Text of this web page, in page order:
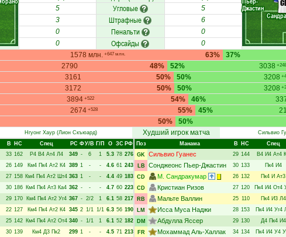
Джастин
5
Угловые
5
3
Штрафные
6
0
Пенальти
0
0
Офсайды
0
1578 млн. +647 млн. 63%
37%
2790
48% 3038 +248
52%
3161
50% 3208
50%
3172
50% 3208
50%
3894 +522 54%
46%
2674 +528 55%
45%
50%
50%
Нгуонг Хаур (Лион Скъюард) Худший игрок матча Сильвио
В
НC Спец РC ФУ/В Г/П О ЗС РФ
33 162 Р4 В4 Ат4 Л4 349 - 6 1 5.3 78 276
26 149 Км4 Пк4 Ат2 К4 389 1 - - 4.6 61 243
27 158 Км4 Пк4 Ат2 Шт4 363 1 - - 4.4 49 183
30 186 Км4 Пк4 Ат3 Ка4 362 - - - 4.7 60 223
29 170 Км4 Пк4 Ат2 Уг4 367 - 2/2 1 6.1 58 217
22 127 Км4 Пк4 Ат2 К4 345 2 1/1 1/1 6.3 56 190
25 142 Км4 Пк4 Ат2 От4 340 - 1/1 1 6.1 52 182
30 139 Км4 Д3 Пк2 299 1 - - 4.5 71 213
Поз Манама В НC Спец
GK Сильвио Гуанес 29 144 В4 И4 Ат4
LB
Сонджеонс Пьер-Джастин 30 133 Пк4 И4
CD
М. Сандракумар 26 132 Пк4 И Ат3
CD
Кристиан Ризов 27 120 Пк4 И4 От4
RB
Мальте Валлин 25 110 Пк4 И3 Л4
LM
Исса Муса Наджи 28 153 Пк4 И4 Уг4
DM
Абдулла Яссер 29 130 Д4 Пк4 И4
FR
Мохаммад Аль-Халлак 34 134 Пк4 И4 У4